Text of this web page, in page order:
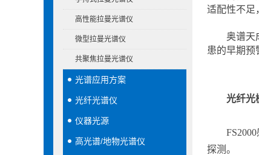
高性能拉曼光谱仪
微型拉曼光谱仪
共聚焦拉曼光谱仪
光谱应用方案
光纤光谱仪
仪器光源
高光谱/地物光谱仪
适配性不足
奥谱天
患的早期预
光纤光
探测。